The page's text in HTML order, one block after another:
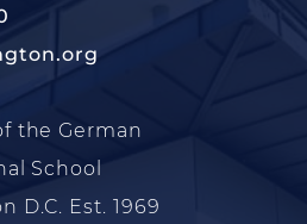
the German
School
D.C. Est. 1969